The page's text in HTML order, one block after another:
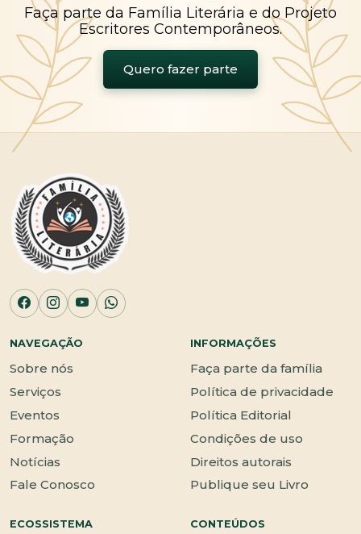
Faça parte da Família Literária e do Projeto
Escritores Contemporâneos.
Quero fazer parte
NAVEGAÇÃO
Sobre nós
Serviços
Eventos
Formação
Notícias
Fale Conosco
INFORMAÇÕES
Faça parte da família
Política de privacidade
Política Editorial
Condições de uso
Direitos autorais
Publique seu Livro
ECOSSISTEMA CONTEÚDOS